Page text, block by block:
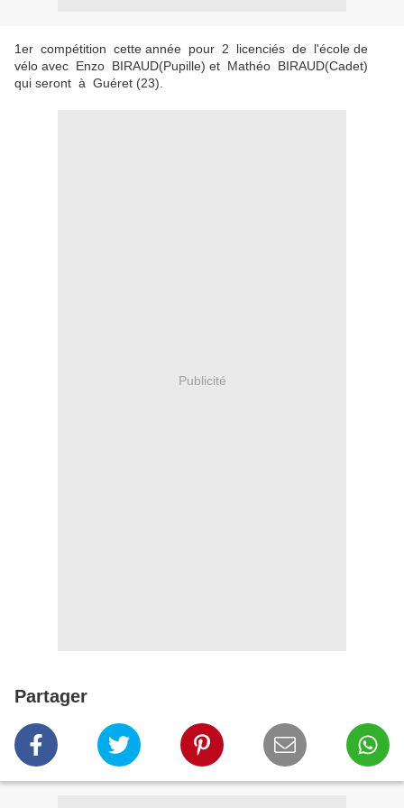
1er compétition cette année pour 2 licenciés de l'école de
vélo avec Enzo BIRAUD(Pupille) et Mathéo BIRAUD(Cadet)
qui seront à Guéret (23).
Publicité
Partager